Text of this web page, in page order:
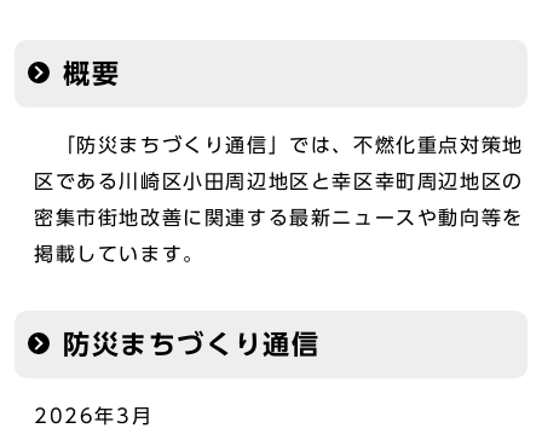
概要
「防災まちづくり通信」では、不燃化重点対策地
区である川崎区小田周辺地区と幸区幸町周辺地区の
密集市街地改善に関連する最新ニュースや動向等を
掲載しています。
防災まちづくり通信
2026年3月